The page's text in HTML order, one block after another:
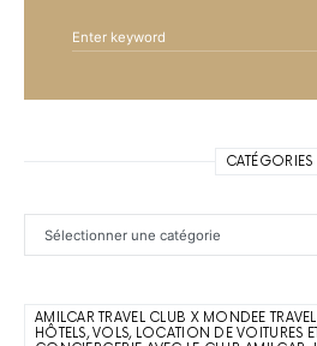
CATÉGORIES
AMILCAR TRAVEL CLUB X MONDEE
HÔTELS, VOLS, LOCATION DE VOITURES